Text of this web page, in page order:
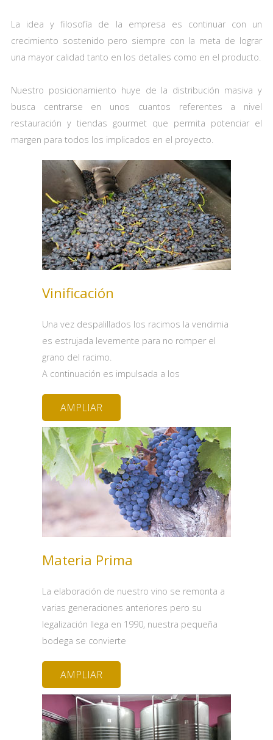
La idea y filosofía de la empresa es continuar con un
crecimiento sostenido pero siempre con la meta de lograr
una mayor calidad tanto en los detalles como en el producto.
Nuestro posicionamiento huye de la distribución masiva y
busca centrarse en unos cuantos referentes a nivel
restauración y tiendas gourmet que permita potenciar el
margen para todos los implicados en el proyecto.
Vinificación
Una vez despalillados los racimos la vendimia
es estrujada levemente para no romper el
grano del racimo.
A continuación es impulsada a los
AMPLIAR
Materia Prima
La elaboración de nuestro vino se remonta a
varias generaciones anteriores pero su
legalización llega en 1990, nuestra pequeña
bodega se convierte
AMPLIAR